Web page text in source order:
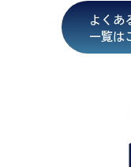
・健康保険証
・マイナン
・在留カード
・旧パスポ
※原則とし
よくあ
一覧は